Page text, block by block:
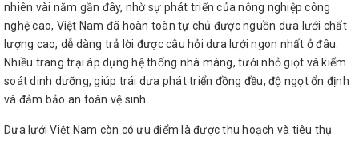
nhiên vài năm gần đây, nhờ sự phát triển của nông nghiệp công
nghệ cao, Việt Nam đã hoàn toàn tự chủ được nguồn dưa lưới chất
lượng cao, dễ dàng trả lời được câu hỏi dưa lưới ngon nhất ở đâu.
Nhiều trang trại áp dụng hệ thống nhà màng, tưới nhỏ giọt và kiểm
soát dinh dưỡng, giúp trái dưa phát triển đồng đều, độ ngọt ổn định
và đảm bảo an toàn vệ sinh.
Dưa lưới Việt Nam còn có ưu điểm là được thu hoạch và tiêu thụ